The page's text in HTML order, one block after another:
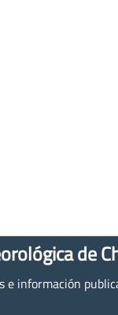
de
e información